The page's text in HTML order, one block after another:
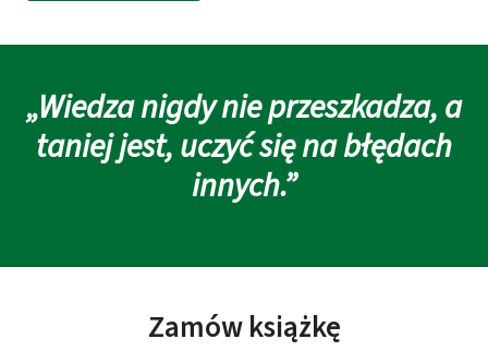
„Wiedza nigdy nie przeszkadza, a
taniej jest, uczyć się na błędach
innych.”
Zamów książkę